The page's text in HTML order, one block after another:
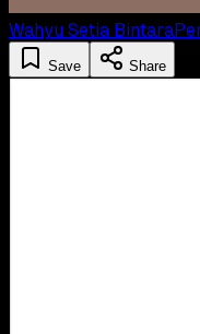
Wahyu Setia Bintara
Save Share